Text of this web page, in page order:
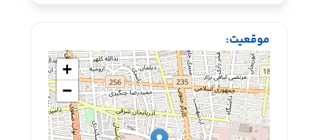
موقعیت:
+
−